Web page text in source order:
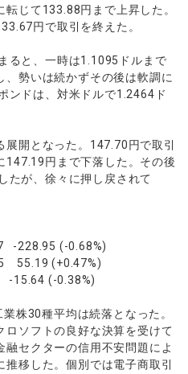
じて133.88円まで上昇した。
円で取引を終えた。
ると、一時は1.1095ドルまで
、勢いは続かずその後は軟調に
ンドは、対米ドルで1.2464ド
開となった。147.70円で取引
147.19円まで下落した。その後
たが、徐々に押し戻されて
-228.95 (-0.68%)
55.19 (+0.47%)
(-0.38%)
株30種平均は続落となった。
ロソフトの良好な決算を受けて
融セクターの信用不安問題によ
移した。個別では電子商取引